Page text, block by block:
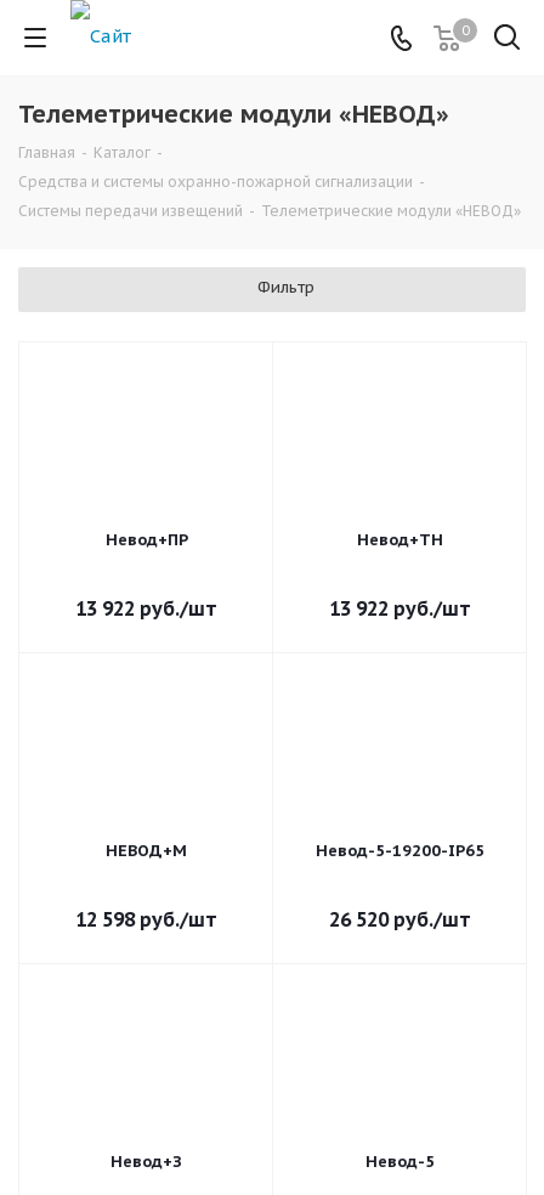
0
Телеметрические модули «НЕВОД»
Главная - Каталог -
Средства и системы охранно-пожарной сигнализации -
Системы передачи извещений - Телеметрические модули «НЕВОД»
Фильтр
Невод+ПР
13 922 руб./шт
Невод+ТН
13 922 руб./шт
НЕВОД+М
12 598руб./шт
Невод-5-19200-IP65
26 520руб./шт
Невод+З Невод-5